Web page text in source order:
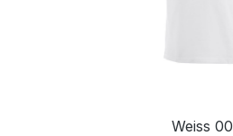
Weiss 00